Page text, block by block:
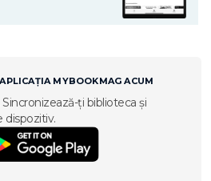
MYBOOKMAG ACUM
ți biblioteca și
dispozitiv.